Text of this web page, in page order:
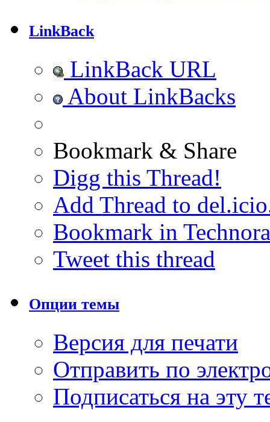
LinkBack
LinkBack URL
About LinkBacks
Bookmark & Share
Digg this Thread!
Add Thread to
Bookmark in
Tweet this thread
Опции темы
Версия для печати
Отправить по
Подписаться на эту